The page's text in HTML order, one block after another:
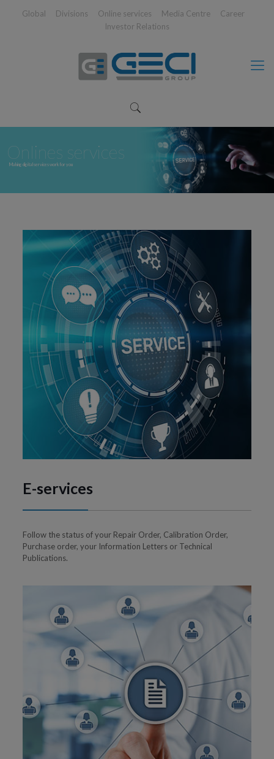
Global Divisions Online services Media Centre
Career
Investor Relations
Onlines services
Making digital services work for you
E-services
Follow the status of your Repair Order, Calibration Order,
Purchase order, your Information Letters or Technical
Publications.